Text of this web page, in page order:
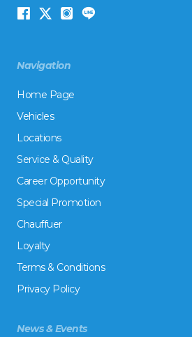
Navigation
Home Page
Vehicles
Locations
Service & Quality
Career Opportunity
Special Promotion
Chauffuer
Loyalty
Terms & Conditions
Privacy Policy
News & Events